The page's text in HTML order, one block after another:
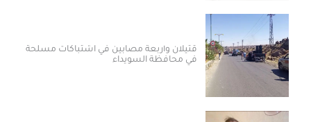
قتيلان وأربعة مصابين في اشتباكات مسلحة
في محافظة السويداء